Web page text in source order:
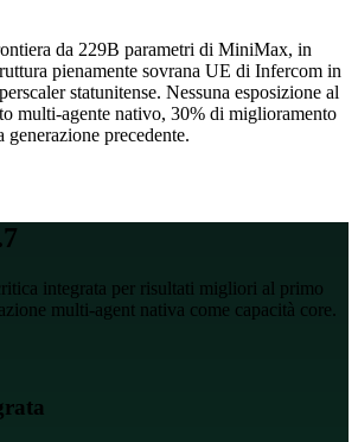
da 229B parametri di MiniMax, in
pienamente sovrana UE di Infercom in
statunitense. Nessuna esposizione al
multi-agente nativo, 30% di miglioramento
precedente.
integrata per risultati migliori al primo
multi-agent nativa come capacità core.